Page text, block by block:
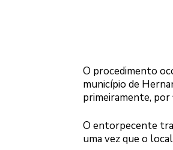
O procedimento
município de
primeiramente, por
O entorpecente
uma vez que o